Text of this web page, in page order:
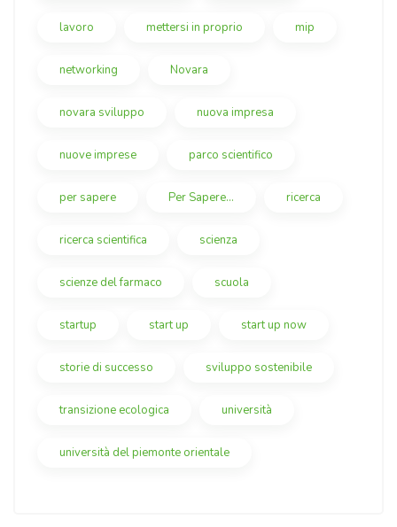
lavoro mettersi in proprio mip
networking Novara
novara sviluppo nuova impresa
nuove imprese parco scientifico
per sapere Per Sapere... ricerca
ricerca scientifica scienza
scienze del farmaco scuola
startup start up start up now
storie di successo sviluppo sostenibile
transizione ecologica università
università del piemonte orientale